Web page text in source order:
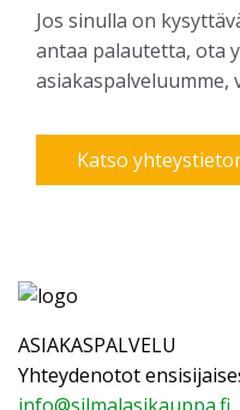
Jos sinulla on
antaa palautetta, ota
asiakaspalveluumme,
Katso
ASIAKASPALVELU
Yhteydenotot